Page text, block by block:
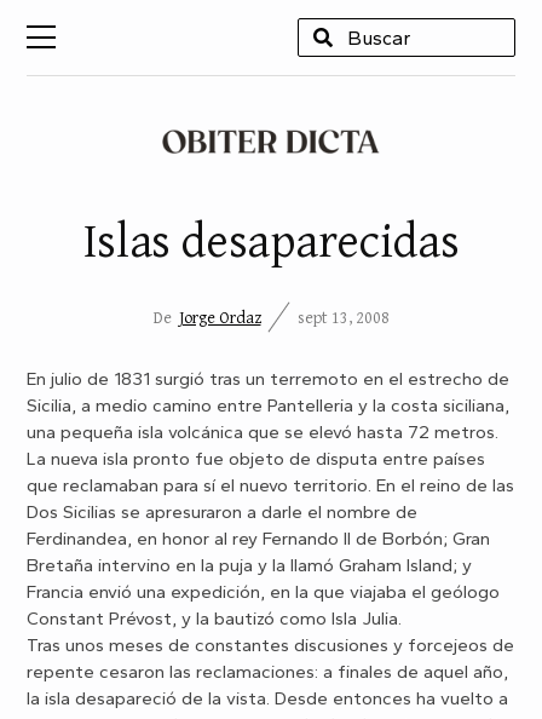
Islas desaparecidas
De Jorge Ordaz sept 13, 2008
En julio de 1831 surgió tras un terremoto en el estrecho de
Sicilia, a medio camino entre Pantelleria y la costa siciliana,
una pequeña isla volcánica que se elevó hasta 72 metros.
La nueva isla pronto fue objeto de disputa entre países
que reclamaban para sí el nuevo territorio. En el reino de las
Dos Sicilias se apresuraron a darle el nombre de
Ferdinandea, en honor al rey Fernando II de Borbón; Gran
Bretaña intervino en la puja y la llamó Graham Island; y
Francia envió una expedición, en la que viajaba el geólogo
Constant Prévost, y la bautizó como Isla Julia.
Tras unos meses de constantes discusiones y forcejeos de
repente cesaron las reclamaciones: a finales de aquel año,
la isla desapareció de la vista. Desde entonces ha vuelto a